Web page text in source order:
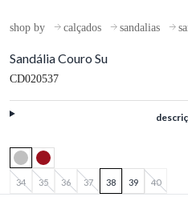
shop by calçados sandalias
Sandália Couro Su
CD020537
34 35 36 37 38 39 40